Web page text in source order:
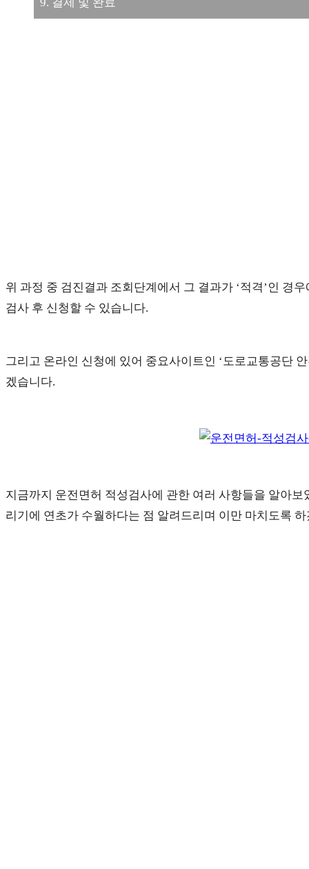
위 과정 중 검진결과 조회단계에서 그 결과가 ‘적격’인 경
검사 후 신청할 수 있습니다.
그리고 온라인 신청에 있어 중요사이트인 ‘도로교통공단
겠습니다.
지금까지 운전면허 적성검사에 관한 여러 사항들을 알아
리기에 연초가 수월하다는 점 알려드리며 이만 마치도록